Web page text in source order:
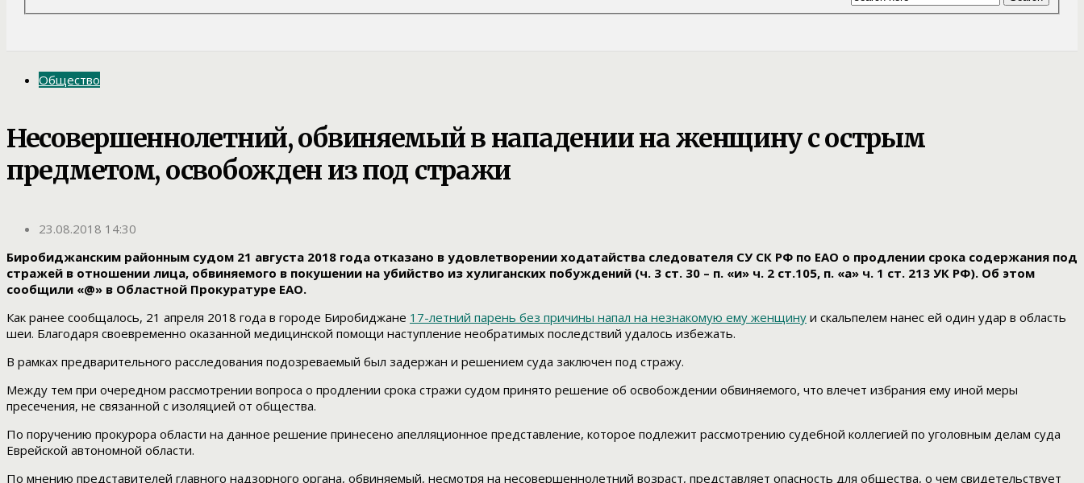
Общество
Несовершеннолетний, обвиняемый в нападении на женщину с острым
предметом, освобожден из под стражи
23.08.2018 14:30
Биробиджанским районным судом 21 августа 2018 года отказано в удовлетворении ходатайства следователя СУ СК РФ по ЕАО о продлении срока содержания под
стражей в отношении лица, обвиняемого в покушении на убийство из хулиганских побуждений (ч. 3 ст. 30 – п. «и» ч. 2 ст.105, п. «а» ч. 1 ст. 213 УК РФ). Об этом
сообщили «@» в Областной Прокуратуре ЕАО.
Как ранее сообщалось, 21 апреля 2018 года в городе Биробиджане 17-летний парень без причины напал на незнакомую ему женщину и скальпелем нанес ей один удар в область
шеи. Благодаря своевременно оказанной медицинской помощи наступление необратимых последствий удалось избежать.
В рамках предварительного расследования подозреваемый был задержан и решением суда заключен под стражу.
Между тем при очередном рассмотрении вопроса о продлении срока стражи судом принято решение об освобождении обвиняемого, что влечет избрания ему иной меры
пресечения, не связанной с изоляцией от общества.
По поручению прокурора области на данное решение принесено апелляционное представление, которое подлежит рассмотрению судебной коллегией по уголовным делам суда
Еврейской автономной области.
По мнению представителей главного надзорного органа, обвиняемый, несмотря на несовершеннолетний возраст, представляет опасность для общества, о чем свидетельствует